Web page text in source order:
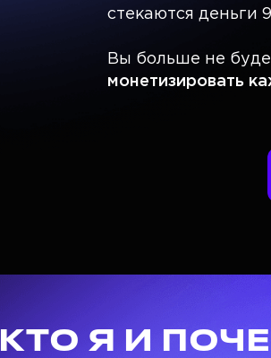
стекаются деньги
Вы больше не
монетизировать
КТО Я И